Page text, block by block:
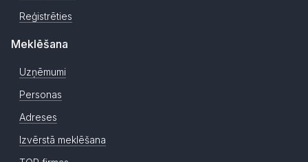
Reģistrēties
Meklēšana
Uzņēmumi
Personas
Adreses
Izvērstā meklēšana